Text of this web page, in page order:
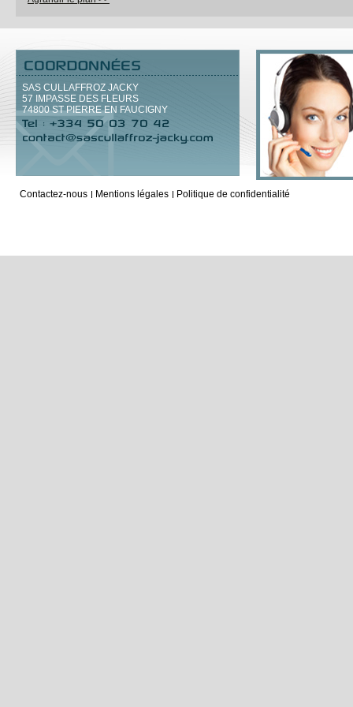
SAS CULLAFFROZ JACKY
57 IMPASSE DES FLEURS
74800 ST PIERRE EN FAUCIGNY
Contactez-nous Mentions légales Politique de confidentialité